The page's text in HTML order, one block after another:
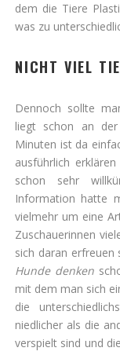
dem die Tiere
was zu
NICHT VIEL
Dennoch sollte
liegt schon an
Minuten ist da
ausführlich
schon sehr
Information hatte
vielmehr um eine
Zuschauerinnen
sich daran
Hunde denken
mit dem man sich
die
niedlicher als die
verspielt sind und